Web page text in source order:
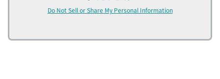
Do Not Sell or Share My Personal Information